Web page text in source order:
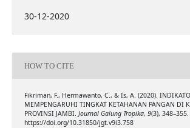
30-12-2020
HOW TO CITE
Fikriman, F., Hermawanto, C., & Is, A. (2020).
MEMPENGARUHI TINGKAT KETAHANAN PANGAN DI
PROVINSI JAMBI. Journal Galung Tropika, 9(3), 348–355.
https://doi.org/10.31850/jgt.v9i3.758